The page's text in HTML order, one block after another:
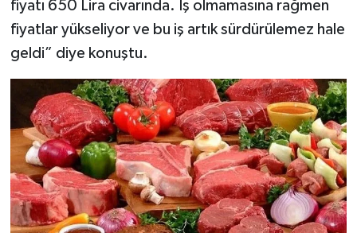
fiyatı 650 Lira civarında. İş olmamasına rağmen
fiyatlar yükseliyor ve bu iş artık sürdürülemez hale
geldi” diye konuştu.